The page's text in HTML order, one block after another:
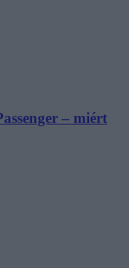
– miért